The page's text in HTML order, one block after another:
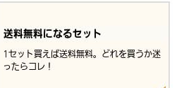
送料無料になるセット
1セット買えば送料無料。どれを買うか迷
ったらコレ！